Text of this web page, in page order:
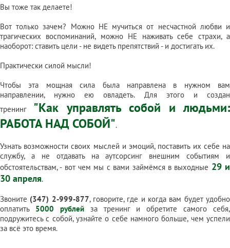
Вы тоже так делаете!
Вот только зачем? Можно НЕ мучиться от несчастной любви и
трагических воспоминаний, можно НЕ наживать себе страхи, а
наоборот: ставить цели - не видеть препятствий - и достигать их.
Практически силой мысли!
Чтобы эта мощная сила была направлена в нужном вам
направлении, нужно ею овладеть. Для этого и создан
тренинг "Как управлять собой и людьми:
РАБОТА НАД СОБОЙ".
Узнать возможности своих мыслей и эмоций, поставить их себе на
службу, а не отдавать на аутсорсинг внешним событиям и
обстоятельствам, - вот чем мы с вами займёмся в выходные 29 и
30 апреля.
Звоните (347) 2-999-877, говорите, где и когда вам будет удобно
оплатить 5000 рублейза тренинг и обретите самого себя,
подружитесь с собой, узнайте о себе намного больше, чем успели
за всё это время.